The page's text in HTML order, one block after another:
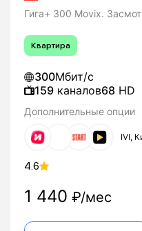
Гига+ 300 Movix.
Квартира
300Мбит/с
159 каналов68 HD
Дополнительные опции
IVI,
4.6
1 440 ₽/мес